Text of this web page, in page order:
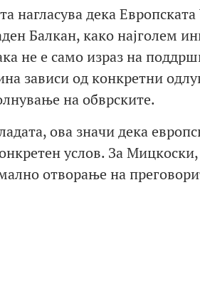
нагласува дека
Балкан, како најголем
не е само израз на
зависи од конкретни
на обврските.
ова значи дека
услов. За
отворање на